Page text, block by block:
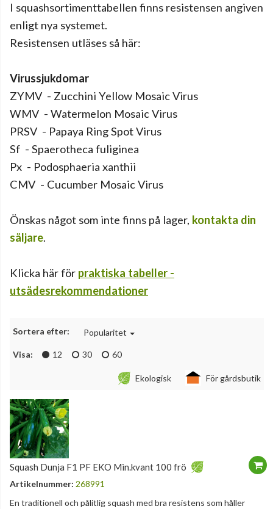
I squashsortimenttabellen finns resistensen angiven
enligt nya systemet.
Resistensen utläses så här:
Virussjukdomar
ZYMV - Zucchini Yellow Mosaic Virus
WMV - Watermelon Mosaic Virus
PRSV - Papaya Ring Spot Virus
Sf - Spaerotheca fuliginea
Px - Podosphaeria xanthii
CMV - Cucumber Mosaic Virus
Önskas något som inte finns på lager, kontakta din
säljare.
Klicka här för praktiska tabeller -
utsädesrekommendationer
Sortera efter: Popularitet
Visa: 12 30 60
Ekologisk För gårdsbutik
Squash Dunja F1 PF EKO Min.kvant 100 frö
Artikelnummer: 268991
En traditionell och pålitlig squash med bra resistens som håller